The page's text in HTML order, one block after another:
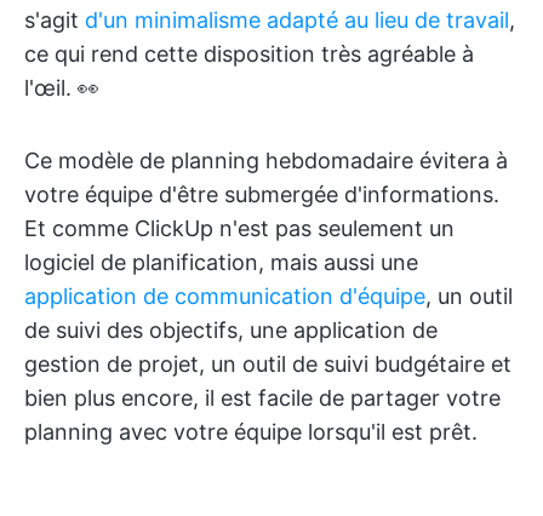
s'agit d'un minimalisme adapté au lieu de travail,
ce qui rend cette disposition très agréable à
l'œil. 👀
Ce modèle de planning hebdomadaire évitera à
votre équipe d'être submergée d'informations.
Et comme ClickUp n'est pas seulement un
logiciel de planification, mais aussi une
application de communication d'équipe, un outil
de suivi des objectifs, une application de
gestion de projet, un outil de suivi budgétaire et
bien plus encore, il est facile de partager votre
planning avec votre équipe lorsqu'il est prêt.